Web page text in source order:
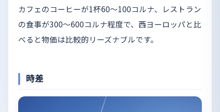
カフェのコーヒーが1杯60〜100コルナ、レストラン
の食事が300〜600コルナ程度で、西ヨーロッパと比
べると物価は比較的リーズナブルです。
時差